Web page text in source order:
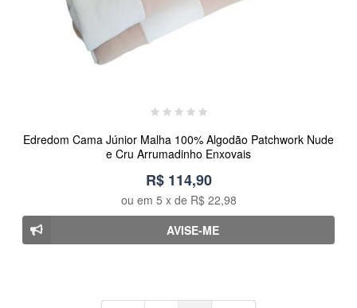
Edredom Cama Júnior Malha 100% Algodão Patchwork Nude
e Cru Arrumadinho Enxovais
R$ 114,90
ou em 5 x de R$ 22,98
AVISE-ME